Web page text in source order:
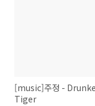
[music]주정 -
Tiger